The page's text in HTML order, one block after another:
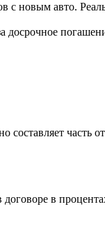
авто.
часть
в